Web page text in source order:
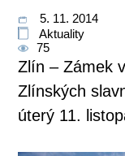
5. 11. 2014
Aktuality
75
Zlín – Zámek
Zlínských
úterý 11.